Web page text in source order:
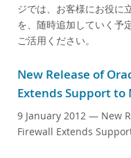
ジでは、お客様にお役に
を、随時追加していく予
ご活用ください。
New Release of
Extends Support to
9 January 2012 — New
Firewall Extends